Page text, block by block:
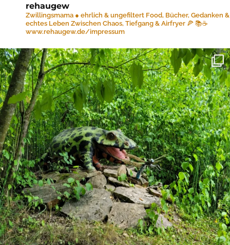
rehaugew
Zwillingsmama ● ehrlich & ungefiltert Food, Bücher, Gedanken &
echtes Leben Zwischen Chaos, Tiefgang & Airfryer 🍕 📚☕️
www.rehaugew.de/impressum